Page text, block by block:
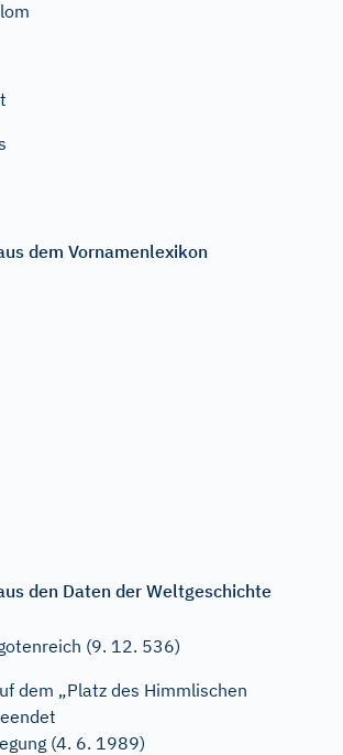
dem Vornamenlexikon
den Daten der Weltgeschichte
(9. 12. 536)
dem „Platz des Himmlischen
(4. 6. 1989)